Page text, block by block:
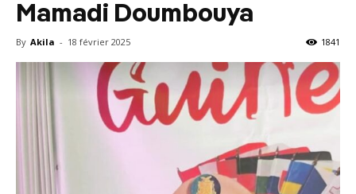
Mamadi Doumbouya
By Akila - 18 février 2025 1841